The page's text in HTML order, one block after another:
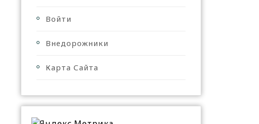
Войти
Внедорожники
Карта Сайта